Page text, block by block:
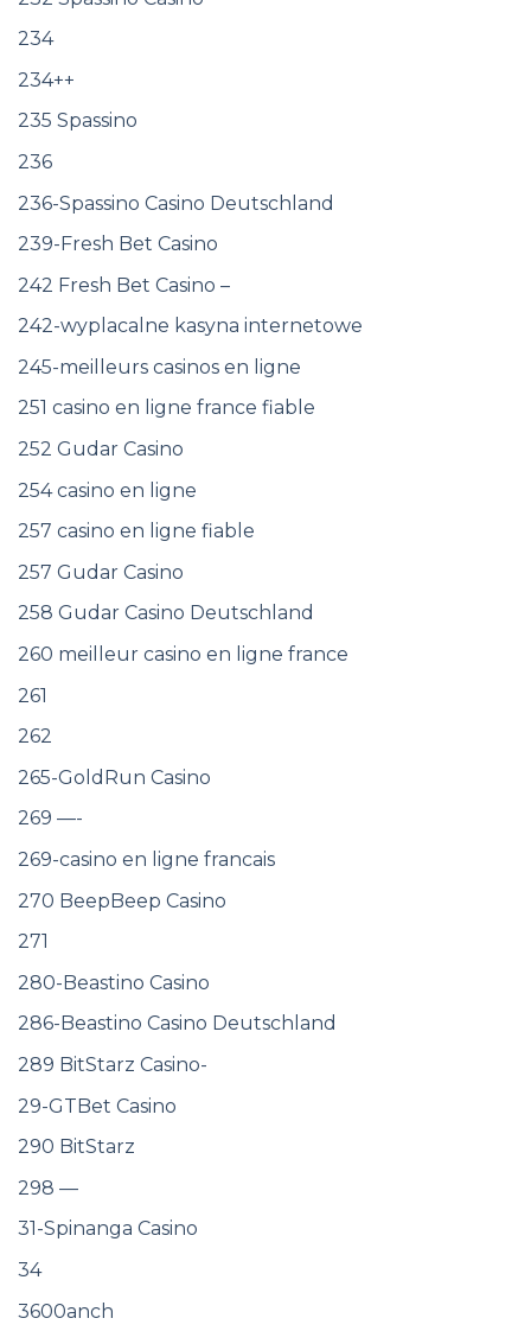
234
234++
235 Spassino
236
236-Spassino Casino Deutschland
239-Fresh Bet Casino
242 Fresh Bet Casino –
242-wyplacalne kasyna internetowe
245-meilleurs casinos en ligne
251 casino en ligne france fiable
252 Gudar Casino
254 casino en ligne
257 casino en ligne fiable
257 Gudar Casino
258 Gudar Casino Deutschland
260 meilleur casino en ligne france
261
262
265-GoldRun Casino
269 —-
269-casino en ligne francais
270 BeepBeep Casino
271
280-Beastino Casino
286-Beastino Casino Deutschland
289 BitStarz Casino-
29-GTBet Casino
290 BitStarz
298 —
31-Spinanga Casino
34
3600anch